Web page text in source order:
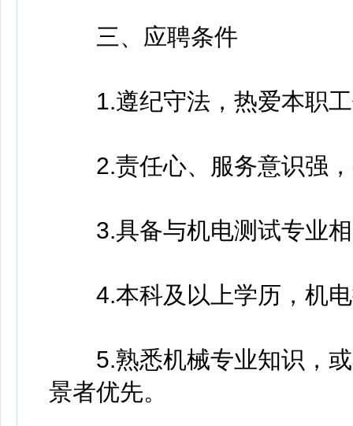
三、应聘条件
1.遵纪守法，热爱本职工
2.责任心、服务意识强，
3.具备与机电测试专业相
4.本科及以上学历，机电
5.熟悉机械专业知识，或
景者优先。